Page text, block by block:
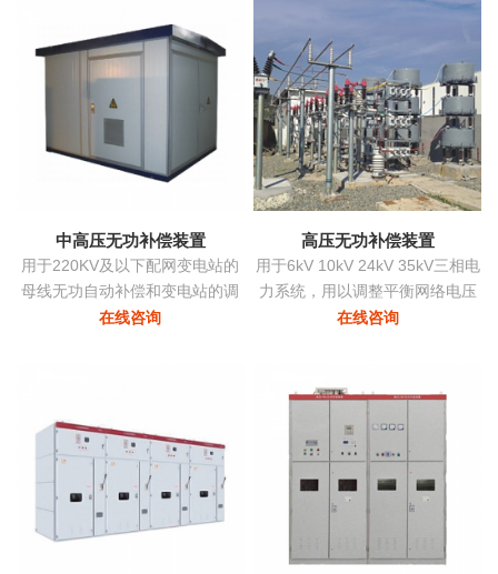
最佳点...
网中将中小容量的ZRSVG装置安
装在某些特殊（如电弧炉）负荷
附近，可克服负荷三相不平衡、
提高功率因数、消除电压闪变和
电压波动、抑制谐波污染等并显
著改善电能质量...
中高压无功补偿装置
用于220KV及以下配网变电站的
母线无功自动补偿和变电站的调
压
在线咨询
高压无功补偿装置
用于6kV 10kV 24kV 35kV三相电
力系统，用以调整平衡网络电压
提高功率因数降低损耗提高供电
在线咨询